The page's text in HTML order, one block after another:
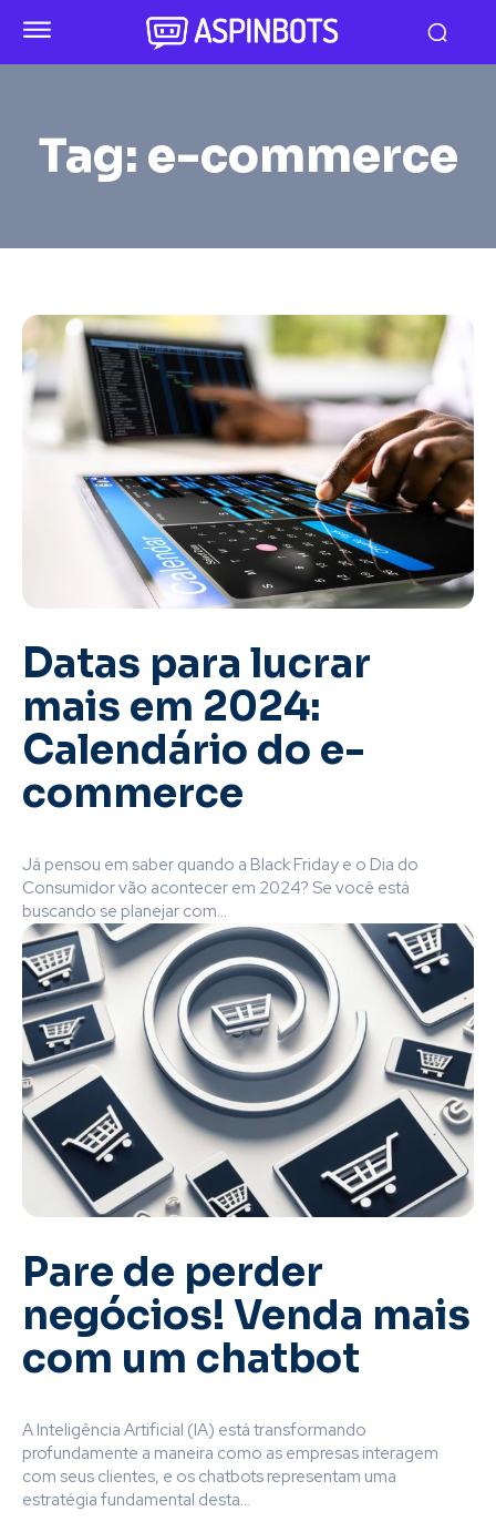
Tag: e-commerce
Datas para lucrar
mais em 2024:
Calendário do e-
commerce
Já pensou em saber quando a Black Friday e o Dia do
Consumidor vão acontecer em 2024? Se você está
buscando se planejar com...
Pare de perder
negócios! Venda mais
com um chatbot
A Inteligência Artificial (IA) está transformando
profundamente a maneira como as empresas interagem
com seus clientes, e os chatbots representam uma
estratégia fundamental desta...